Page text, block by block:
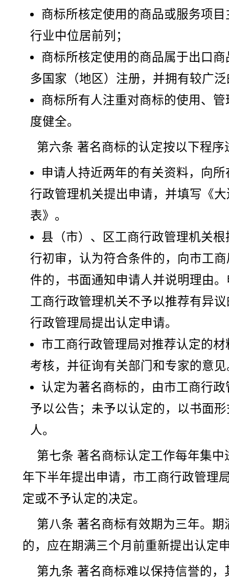
商标所核定使用的商品或服务项
行业中位居前列；
商标所核定使用的商品属于出口
多国家（地区）注册，并拥有较广
商标所有人注重对商标的使用、
度健全。
第六条 著名商标的认定按以下程序
申请人持近两年的有关资料，向
行政管理机关提出申请，并填写《
表》。
县（市）、区工商行政管理机关
行初审，认为符合条件的，向市工
件的，书面通知申请人并说明理由
工商行政管理机关不予以推荐有异
行政管理局提出认定申请。
市工商行政管理局对推荐认定的
考核，并征询有关部门和专家的意见
认定为著名商标的，由市工商行
予以公告；未予以认定的，以书面
人。
第七条 著名商标认定工作每年集
年下半年提出申请，市工商行政管理
定或不予认定的决定。
第八条 著名商标有效期为三年。
的，应在期满三个月前重新提出认定
第九条 著名商标难以保持信誉的